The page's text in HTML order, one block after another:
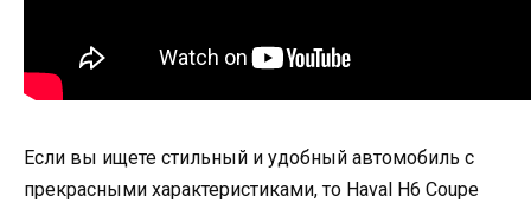
Если вы ищете стильный и удобный автомобиль с
прекрасными характеристиками, то Haval H6 Coupe